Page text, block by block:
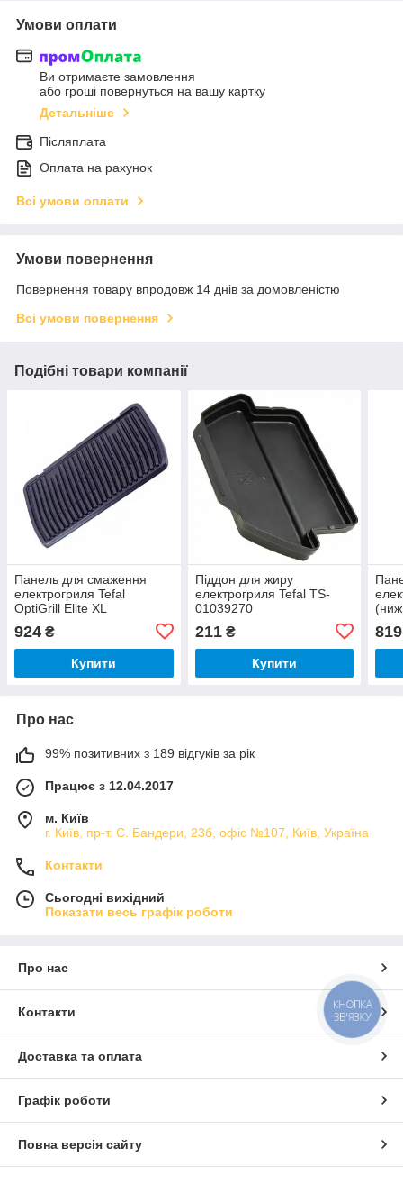
Умови оплати
Ви отримаєте замовлення
або гроші повернуться на вашу картку
Детальніше
Післяплата
Оплата на рахунок
Всі умови оплати
Умови повернення
Повернення товару впродовж 14 днів за домовленістю
Всі умови повернення
Подібні товари компанії
Панель для смаження
електрогриля Tefal
OptiGrill Elite XL
GC760D30 (верхня) TS-
01043980
924 ₴
Купити
Піддон для жиру
електрогриля Tefal TS-
01039270
211₴
Купити
819
Про нас
99% позитивних з 189 відгуків за рік
Працює з 12.04.2017
м. Київ
г. Київ, пр-т. С. Бандери, 23б, офіс №107, Київ, Україна
Контакти
Сьогодні вихідний
Показати весь графік роботи
Про нас
Контакти
Доставка та оплата
Графік роботи
Повна версія сайту
КНОПКА
ЗВ'ЯЗКУ